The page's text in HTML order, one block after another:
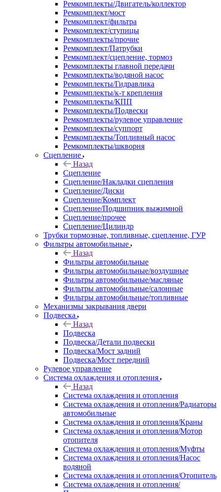
Ремкомплекты/Двигатель/коллектор
Ремкомплект/мост
Ремкомплект/фильтра
Ремкомплект/ступицы
Ремкомплекты/прочие
Ремкомплект/Патрубки
Ремкомплект/сцепление, тормоз
Ремкомплекты главной передачи
Ремкомплекты/водяной насос
Ремкомплекты/Гидравлика
Ремкомплекты/к-т крепления
Ремкомплекты/КПП
Ремкомплекты/Подвески
Ремкомплекты/рулевое управление
Ремкомплекты/суппорт
Ремкомплекты/Топливный насос
Ремкомплекты/шкворня
Сцепление
Назад
Сцепление
Сцепление/Накладки сцепления
Сцепление/Диски
Сцепление/Комплект
Сцепление/Подшипник выжимной
Сцепление/прочее
Сцепление/Цилиндр
Трубки тормозные, топливные, сцепление, ГУР
Фильтры автомобильные
Назад
Фильтры автомобильные
Фильтры автомобильные/воздушные
Фильтры автомобильные/масляные
Фильтры автомобильные/салонные
Фильтры автомобильные/топливные
Механизмы закрывания двери
Подвеска
Назад
Подвеска
Подвеска/Детали подвески
Подвеска/Мост задний
Подвеска/Мост передний
Рулевое управление
Система охлаждения и отопления
Назад
Система охлаждения и отопления
Система охлаждения и отопления/Радиаторы
автомобильные
Система охлаждения и отопления/Краны
Система охлаждения и отопления/Мотор
отопителя
Система охлаждения и отопления/Муфты
Система охлаждения и отопления/Насос
водяной
Система охлаждения и отопления/Отопитель
Система охлаждения и отопления/